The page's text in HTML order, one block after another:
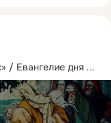
/ Евангелие дня ...